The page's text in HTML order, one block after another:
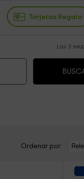
Tarjetas Regalo
Las 3
Ordenar por: